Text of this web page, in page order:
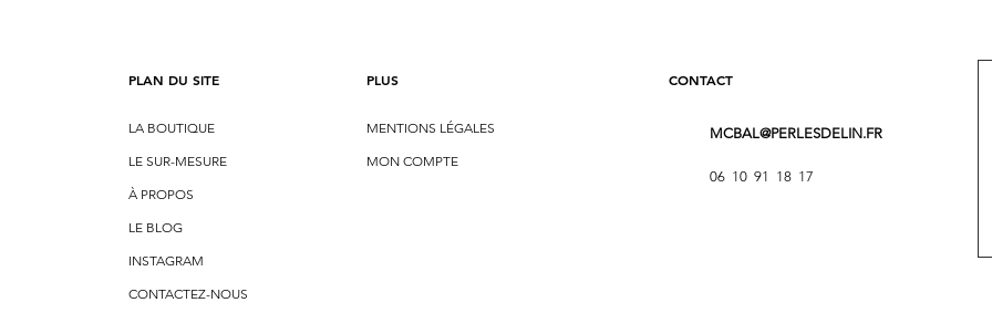
PLAN DU SITE
LA BOUTIQUE
LE SUR-MESURE
À PROPOS
LE BLOG
INSTAGRAM
CONTACTEZ-NOUS
PLUS
MENTIONS LÉGALES
MON COMPTE
CONTACT
MCBAL@PERLESDELIN.FR
06 10 91 18 17